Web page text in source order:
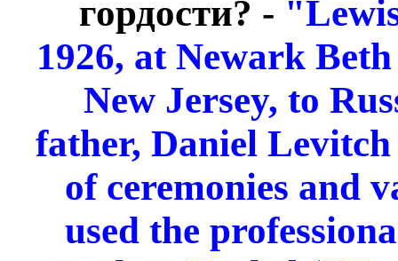
гордости? -
1926, at Newark
New Jersey, to
father, Daniel Levitch
of ceremonies and
used the